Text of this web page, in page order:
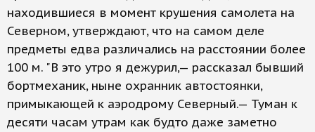
находившиеся в момент крушения самолета на
Северном, утверждают, что на самом деле
предметы едва различались на расстоянии более
100 м. "В это утро я дежурил,— рассказал бывший
бортмеханик, ныне охранник автостоянки,
примыкающей к аэродрому Северный.— Туман к
десяти часам утрам как будто даже заметно